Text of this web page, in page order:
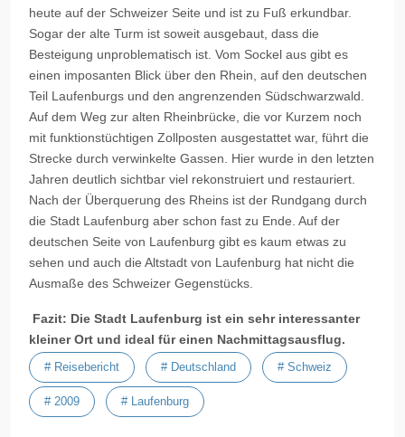
heute auf der Schweizer Seite und ist zu Fuß erkundbar.
Sogar der alte Turm ist soweit ausgebaut, dass die
Besteigung unproblematisch ist. Vom Sockel aus gibt es
einen imposanten Blick über den Rhein, auf den deutschen
Teil Laufenburgs und den angrenzenden Südschwarzwald.
Auf dem Weg zur alten Rheinbrücke, die vor Kurzem noch
mit funktionstüchtigen Zollposten ausgestattet war, führt die
Strecke durch verwinkelte Gassen. Hier wurde in den letzten
Jahren deutlich sichtbar viel rekonstruiert und restauriert.
Nach der Überquerung des Rheins ist der Rundgang durch
die Stadt Laufenburg aber schon fast zu Ende . Auf der
deutschen Seite von Laufenburg gibt es kaum etwas zu
sehen und auch die Altstadt von Laufenburg hat nicht die
Ausmaße des Schweizer Gegenstücks.
Fazit: Die Stadt Laufenburg ist ein sehr interessanter
kleiner Ort und ideal für einen Nachmittagsausflug.
# Reisebericht # Deutschland # Schweiz
# 2009 # Laufenburg